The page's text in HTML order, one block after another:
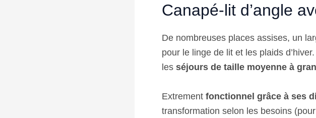
Canapé-lit d’angle
De nombreuses places assises, un
pour le linge de lit et les plaids
les séjours de taille moyenne à
Extrement fonctionnel grâce à ses
transformation selon les besoins